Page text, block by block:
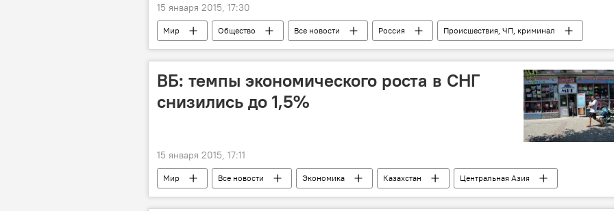
15 января 2015, 17:30
Мир Общество Все новости Россия
Происшествия, ЧП, криминал
суд
ВБ: темпы экономического роста в СНГ
снизились до 1,5%
15 января 2015, 17:11
Мир Все новости Экономика Казахстан
Центральная Азия
Всемирный банк
спад Россия Таджикистан СНГ
торговля